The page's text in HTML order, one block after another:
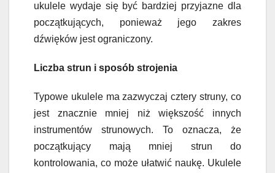
ukulele wydaje się być bardziej przyjazne dla
początkujących, ponieważ jego zakres
dźwięków jest ograniczony.
Liczba strun i sposób strojenia
Typowe ukulele ma zazwyczaj cztery struny, co
jest znacznie mniej niż większość innych
instrumentów strunowych. To oznacza, że
początkujący mają mniej strun do
kontrolowania, co może ułatwić naukę. Ukulele